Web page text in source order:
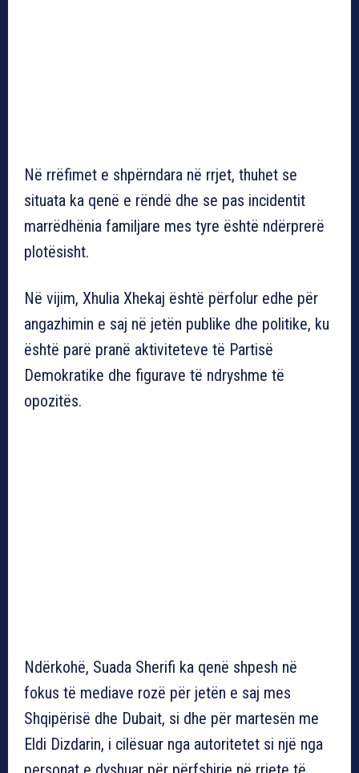
Në rrëfimet e shpërndara në rrjet, thuhet se
situata ka qenë e rëndë dhe se pas incidentit
marrëdhënia familjare mes tyre është ndërprerë
plotësisht.
Në vijim, Xhulia Xhekaj është përfolur edhe për
angazhimin e saj në jetën publike dhe politike, ku
është parë pranë aktiviteteve të Partisë
Demokratike dhe figurave të ndryshme të
opozitës.
Ndërkohë, Suada Sherifi ka qenë shpesh në
fokus të mediave rozë për jetën e saj mes
Shqipërisë dhe Dubait, si dhe për martesën me
Eldi Dizdarin, i cilësuar nga autoritetet si një nga